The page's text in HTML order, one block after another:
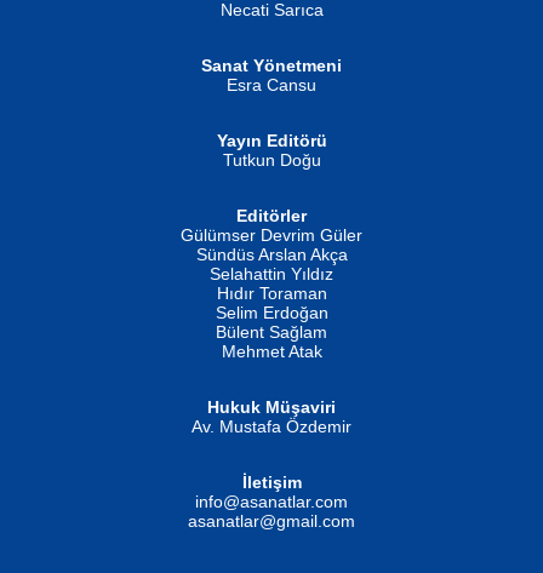
İSMAİL OKUTAN
Erkeklerin Kahrolması Ne Demektir
Evvel Zaman Tanrıçası...
Necati Sarıca
Sanat Yönetmeni
Esra Cansu
Yayın Editörü
Tutkun Doğu
Editörler
Gülümser Devrim Güler
Sündüs Arslan Akça
Selahattin Yıldız
Hıdır Toraman
Selim Erdoğan
Bülent Sağlam
Mehmet Atak
Hukuk Müşaviri
Av. Mustafa Özdemir
İletişim
info@asanatlar.com
asanatlar@gmail.com